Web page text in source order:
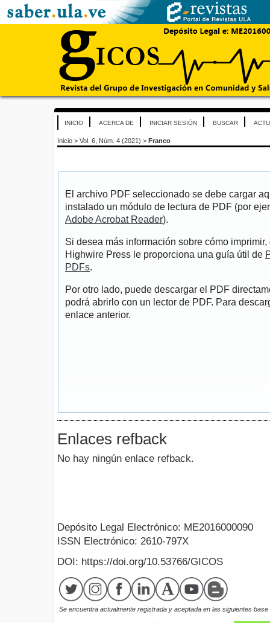
INICIO ACERCA DE INICIAR SESIÓN BUSCAR
Inicio > Vol. 6, Núm. 4 (2021) > Franco
El archivo PDF seleccionado se debe cargar
instalado un módulo de lectura de PDF (por
Adobe Acrobat Reader).
Si desea más información sobre cómo
Highwire Press le proporciona una guía útil de
PDFs.
Por otro lado, puede descargar el PDF
podrá abrirlo con un lector de PDF. Para
enlace anterior.
Enlaces refback
No hay ningún enlace refback.
Depósito Legal Electrónico: ME2016000090
ISSN Electrónico: 2610-797X
DOI: https://doi.org/10.53766/GICOS
Se encuentra actualmente registrada y aceptada en las siguientes